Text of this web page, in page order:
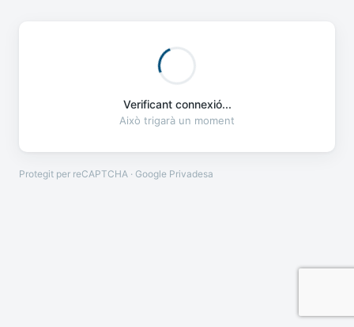
Verificant connexió...
Això trigarà un moment
Protegit per reCAPTCHA · Google Privadesa